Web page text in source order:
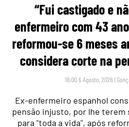
“Fui castigado e
enfermeiro com 43
reformou-se 6 meses
considera corte na
16:00 6 Agosto, 2026 |
Ex-enfermeiro espanhol
pensão injusto, por lhe terem
para "toda a vida", após